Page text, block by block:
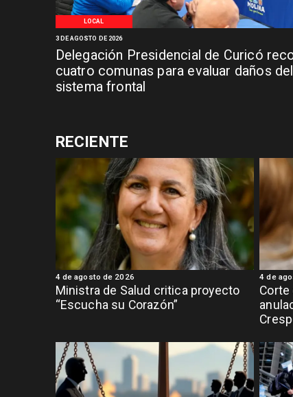
LOCAL
Delegación Presidencial de Curicó
cuatro comunas para evaluar daños del
sistema frontal
3 DE AGOSTO DE 2026
RECIENTE
Ministra de Salud critica proyecto
“Escucha su Corazón”
4 de agosto de 2026 4 de